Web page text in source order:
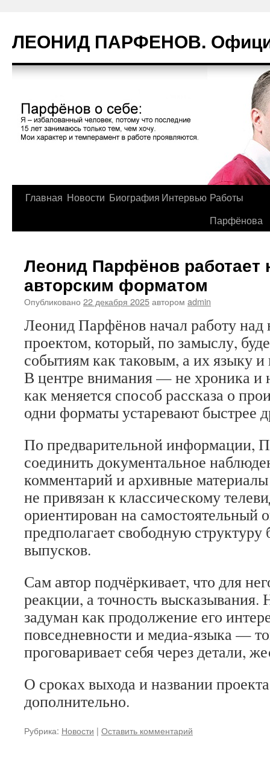
содержимому
ЛЕОНИД ПАРФЕНОВ.
Главная Новости Биография Интервью Работы
Парфёнова
Леонид Парфёнов
авторским форматом
Опубликовано 22 декабря 2025автором admin
Леонид Парфёнов начал работу
проектом, который, по замыслу,
событиям как таковым, а их языку
В центре внимания — не хроника и
как меняется способ рассказа о
одни форматы устаревают быстрее
По предварительной информации,
соединить документальное
комментарий и архивные
не привязан к классическому
ориентирован на самостоятельный
предполагает свободную структуру
выпусков.
Сам автор подчёркивает, что для
реакции, а точность
задуман как продолжение его
повседневности и медиа-языка —
проговаривает себя через детали,
О сроках выхода и названии
дополнительно.
Рубрика: Новости | Оставить комментарий